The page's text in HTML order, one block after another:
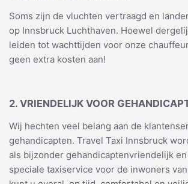
Soms zijn de vluchten vertraagd en
op Innsbruck Luchthaven. Hoewel
leiden tot wachttijden voor onze
geen extra kosten aan!
2. VRIENDELIJK VOOR
Wij hechten veel belang aan de
gehandicapten. Travel Taxi Innsbruck
als bijzonder gehandicaptenvriendelijk
speciale taxiservice voor de inwoners